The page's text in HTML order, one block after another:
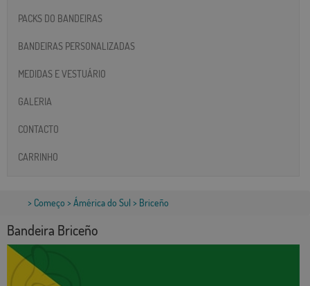
PACKS DO BANDEIRAS
BANDEIRAS PERSONALIZADAS
MEDIDAS E VESTUÁRIO
GALERIA
CONTACTO
CARRINHO
> Começo > Ámérica do Sul > Briceño
Bandeira Briceño